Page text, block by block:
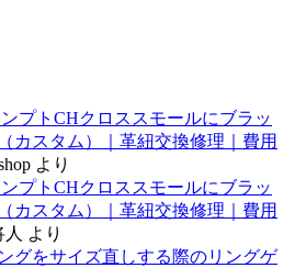
プトCHクロススモールにブラッ
カスタム）｜革紐交換修理｜費用
より
プトCHクロススモールにブラッ
カスタム）｜革紐交換修理｜費用
より
グをサイズ直しする際のリングゲ